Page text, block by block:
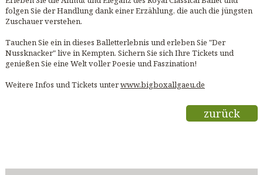
folgen Sie der Handlung dank einer Erzählung, die auch die jüngsten
Zuschauer verstehen.
Tauchen Sie ein in dieses Balletterlebnis und erleben Sie "Der
Nussknacker" live in Kempten. Sichern Sie sich Ihre Tickets und
genießen Sie eine Welt voller Poesie und Faszination!
Weitere Infos und Tickets unterwww.bigboxallgaeu.de
zurück